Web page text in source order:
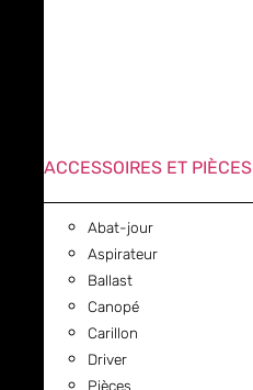
ACCESSOIRES ET PIÈCES
Abat-jour
Aspirateur
Ballast
Canopé
Carillon
Driver
Pièces